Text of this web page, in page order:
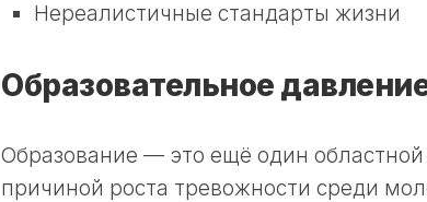
Нереалистичные стандарты жизни
Образовательное
Образование — это ещё один областной
причиной роста тревожности среди